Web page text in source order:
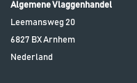
Algemene Vlaggenhandel
Leemansweg 20
6827 BXArnhem
Nederland